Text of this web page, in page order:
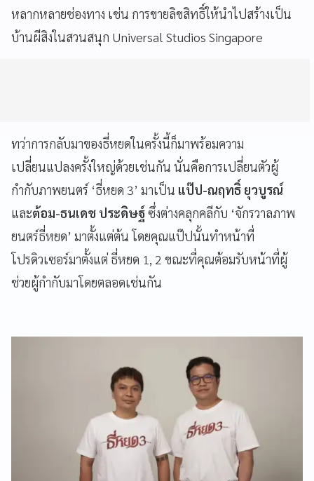
หลากหลายช่องทาง เช่น การขายลิขสิทธิ์ให้นำไปสร้างเป็น
บ้านผีสิงในสวนสนุก Universal Studios Singapore
ทว่าการกลับมาของธี่หยดในครั้งนี้ก็มาพร้อมความ
เปลี่ยนแปลงครั้งใหญ่ด้วยเช่นกัน นั่นคือการเปลี่ยนตัวผู้
กำกับภาพยนตร์ ‘ธี่หยด 3’ มาเป็น แป๊ป-ณฤทธิ์ ยุวบูรณ์
และต้อม-ธนเดช ประดิษฐ์ซึ่งต่างคลุกคลีกับ ‘จักรวาลภาพ
ยนตร์ธี่หยด’ มาตั้งแต่ต้น โดยคุณแป๊ปนั้นทำหน้าที่
โปรดิวเซอร์มาตั้งแต่ ธี่หยด 1, 2 ขณะที่คุณต้อมรับหน้าที่ผู้
ช่วยผู้กำกับมาโดยตลอดเช่นกัน